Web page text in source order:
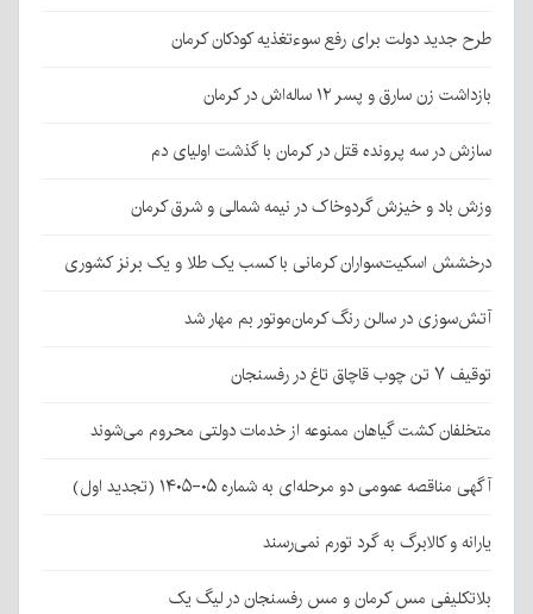
طرح جدید دولت برای رفع سوءتغذیه کودکان کرمان
بازداشت زن سارق و پسر ۱۲ ساله‌اش در کرمان
سازش در سه پرونده قتل در کرمان با گذشت اولیای دم
وزش باد و خیزش گردوخاک در نیمه شمالی و شرق کرمان
درخشش اسکیت‌سواران کرمانی با کسب یک طلا و یک برنز کشوری
آتش‌سوزی در سالن رنگ کرمان‌موتور بم مهار شد
توقیف ۷ تن چوب قاچاق تاغ در رفسنجان
متخلفان کشت گیاهان ممنوعه از خدمات دولتی محروم می‌شوند
آگهی مناقصه عمومی دو مرحله‌ای به شماره ۰۵-۱۴۰۵ (تجدید اول)
یارانه و کالابرگ به گرد تورم نمی‌رسند
بلاتکلیفی مس کرمان و مس رفسنجان در لیگ یک